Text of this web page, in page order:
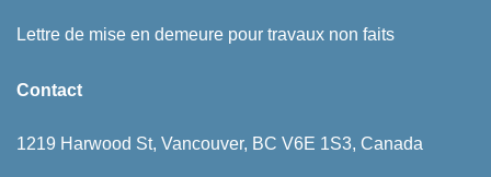
Lettre de mise en demeure pour travaux non faits
Contact
1219 Harwood St, Vancouver, BC V6E 1S3, Canada